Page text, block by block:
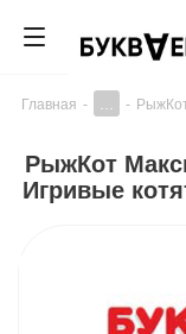
Главная - -
РыжКот
Игривые